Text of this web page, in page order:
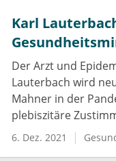
Karl
Der Arzt und
Lauterbach wird
Mahner in der
plebiszitäre
6. Dez. 2021